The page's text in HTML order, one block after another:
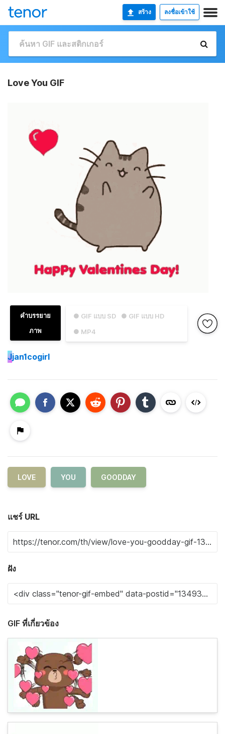
สร้าง ลงชื่อเข้าใช้
Love You GIF
● GIF แบบ SD
● GIF แบบ HD
● MP4
คำบรรยาย
ภาพ
Jjan1cogirl
LOVE YOU GOODDAY
แชร์ URL
ฝัง
GIF ที่เกี่ยวข้อง